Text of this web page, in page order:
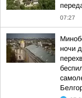
07:27
ночи